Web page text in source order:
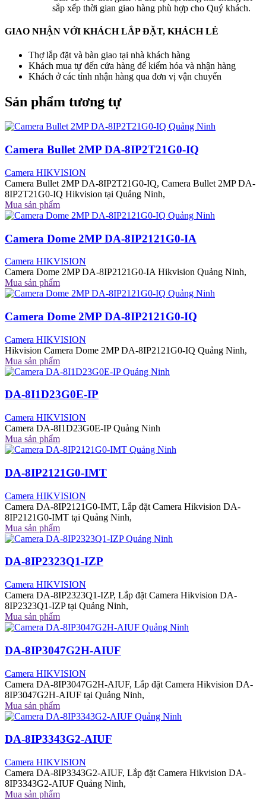
sắp xếp thời gian giao hàng phù hợp cho Quý khách.
GIAO NHẬN VỚI KHÁCH LẮP ĐẶT, KHÁCH LẺ
Thợ lắp đặt và bàn giao tại nhà khách hàng
Khách mua tự đến cửa hàng để kiểm hóa và nhận hàng
Khách ở các tỉnh nhận hàng qua đơn vị vận chuyển
Sản phẩm tương tự
Camera Bullet 2MP DA-8IP2T21G0-IQ
Camera HIKVISION
Camera Bullet 2MP DA-8IP2T21G0-IQ, Camera Bullet 2MP DA-
8IP2T21G0-IQ Hikvision tại Quảng Ninh,
Mua sản phẩm
Camera Dome 2MP DA-8IP2121G0-IA
Camera HIKVISION
Camera Dome 2MP DA-8IP2121G0-IA Hikvision Quảng Ninh,
Mua sản phẩm
Camera Dome 2MP DA-8IP2121G0-IQ
Camera HIKVISION
Hikvision Camera Dome 2MP DA-8IP2121G0-IQ Quảng Ninh,
Mua sản phẩm
DA-8I1D23G0E-IP
Camera HIKVISION
Camera DA-8I1D23G0E-IP Quảng Ninh
Mua sản phẩm
DA-8IP2121G0-IMT
Camera HIKVISION
Camera DA-8IP2121G0-IMT, Lắp đặt Camera Hikvision DA-
8IP2121G0-IMT tại Quảng Ninh,
Mua sản phẩm
DA-8IP2323Q1-IZP
Camera HIKVISION
Camera DA-8IP2323Q1-IZP, Lắp đặt Camera Hikvision DA-
8IP2323Q1-IZP tại Quảng Ninh,
Mua sản phẩm
DA-8IP3047G2H-AIUF
Camera HIKVISION
Camera DA-8IP3047G2H-AIUF, Lắp đặt Camera Hikvision DA-
8IP3047G2H-AIUF tại Quảng Ninh,
Mua sản phẩm
DA-8IP3343G2-AIUF
Camera HIKVISION
Camera DA-8IP3343G2-AIUF, Lắp đặt Camera Hikvision DA-
8IP3343G2-AIUF Quảng Ninh,
Mua sản phẩm